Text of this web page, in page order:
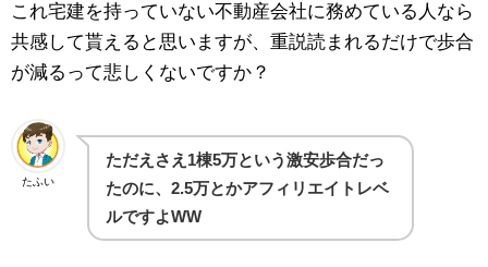
これ宅建を持っていない不動産会社に務めている人なら
共感して貰えると思いますが、重説読まれるだけで歩合
が減るって悲しくないですか？
たふい
ただえさえ1棟5万という激安歩合だっ
たのに、2.5万とかアフィリエイトレベ
ルですよWW